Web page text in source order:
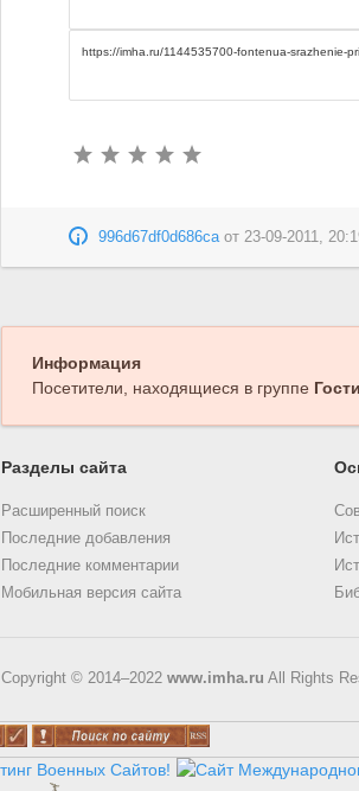
996d67df0d686caот23-09-2011,
Информация
Посетители, находящиеся в группе Гости
Разделы сайта
Расширенный поиск
Последние добавления
Последние комментарии
Мобильная версия сайта
Copyright © 2014–2022 www.imha.ru All Rights